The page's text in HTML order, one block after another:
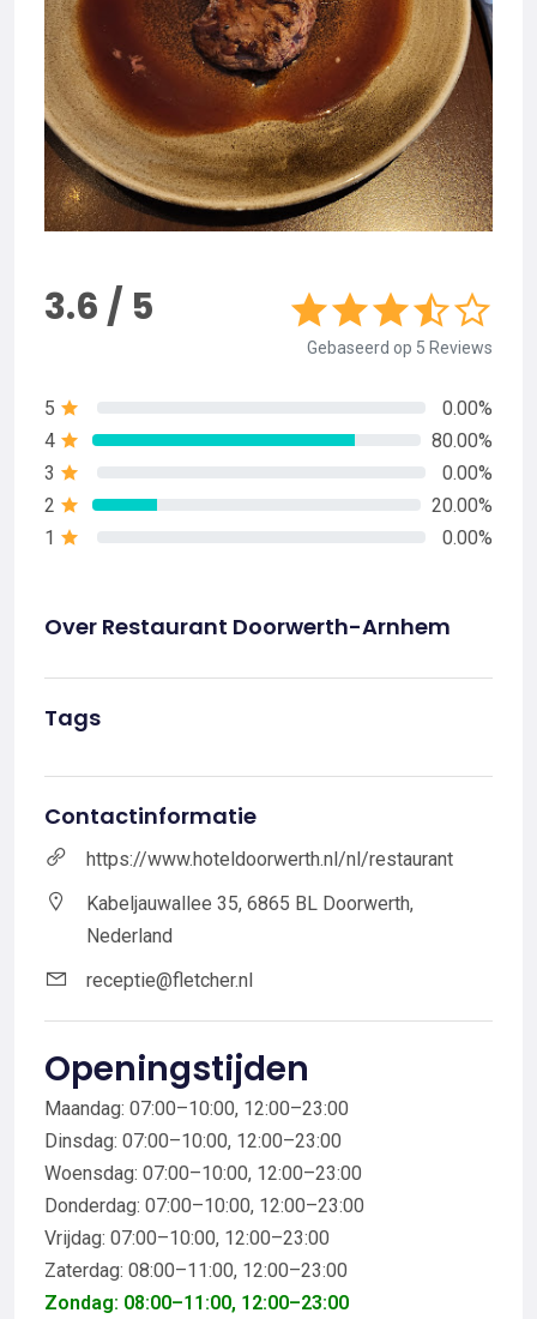
3.6 / 5
Gebaseerd op 5 Reviews
5
0.00%
4
80.00%
3
0.00%
2
20.00%
1
0.00%
Over Restaurant Doorwerth-Arnhem
Tags
Contactinformatie
https://www.hoteldoorwerth.nl/nl/restaurant
Kabeljauwallee 35, 6865 BL Doorwerth,
Nederland
receptie@fletcher.nl
Openingstijden
Maandag: 07:00–10:00, 12:00–23:00
Dinsdag: 07:00–10:00, 12:00–23:00
Woensdag: 07:00–10:00, 12:00–23:00
Donderdag: 07:00–10:00, 12:00–23:00
Vrijdag: 07:00–10:00, 12:00–23:00
Zaterdag: 08:00–11:00, 12:00–23:00
Zondag: 08:00–11:00, 12:00–23:00